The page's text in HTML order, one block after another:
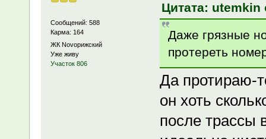
Сообщений: 588
Карма: 164
ЖК Novoрижский
Уже живу
Участок 806
Цитата: utemkin
Даже грязные
протереть
Да протираю-
он хоть
после трассы